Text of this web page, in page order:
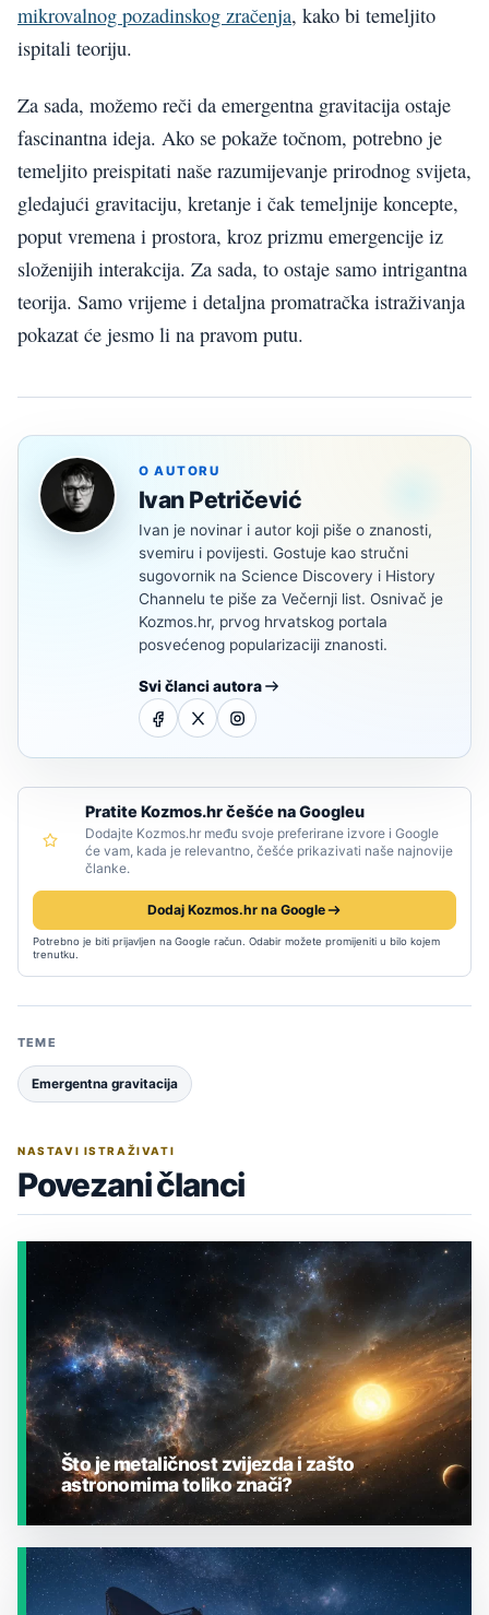
mikrovalnog pozadinskog zračenja, kako bi temeljito
ispitali teoriju.
Za sada, možemo reči da emergentna gravitacija ostaje
fascinantna ideja. Ako se pokaže točnom, potrebno je
temeljito preispitati naše razumijevanje prirodnog svijeta,
gledajući gravitaciju, kretanje i čak temeljnije koncepte,
poput vremena i prostora, kroz prizmu emergencije iz
složenijih interakcija. Za sada, to ostaje samo intrigantna
teorija. Samo vrijeme i detaljna promatračka istraživanja
pokazat će jesmo li na pravom putu.
O AUTORU
Ivan Petričević
Ivan je novinar i autor koji piše o znanosti,
svemiru i povijesti. Gostuje kao stručni
sugovornik na Science Discovery i History
Channelu te piše za Večernji list. Osnivač je
Kozmos.hr, prvog hrvatskog portala
posvećenog popularizaciji znanosti.
Svi članci autora
Pratite Kozmos.hr češće na Googleu
Dodajte Kozmos.hr među svoje preferirane izvore i Google
će vam, kada je relevantno, češće prikazivati naše najnovije
članke.
Dodaj Kozmos.hr na Google
Potrebno je biti prijavljen na Google račun. Odabir možete promijeniti u bilo kojem
trenutku.
TEME
Emergentna gravitacija
NASTAVI ISTRAŽIVATI
Povezani članci
JESTE LI ZNALI?
Što je metaličnost zvijezda i zašto
astronomima toliko znači?